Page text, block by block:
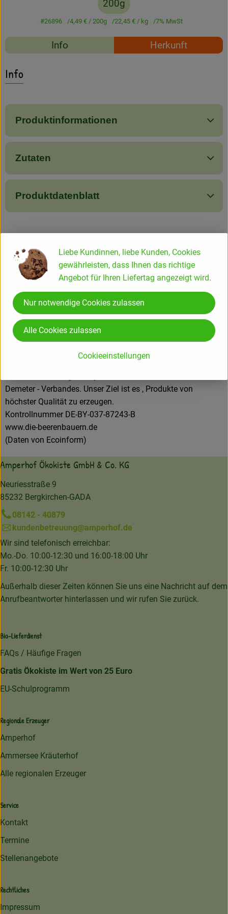
Entdecken
200g
#26896 4,49 € / 200g 22,45 € / kg 7% MwSt
Rezepte
Info Herkunft
Info
Produktinformationen
Zutaten
Produktdatenblatt
Herkunft
Hersteller: die beerenbauern
DIV
die beerenbauern GmbH & Co. KG
Demeter - Verbandes. Unser Ziel ist es , Produkte von
höchster Qualität zu erzeugen.
Kontrollnummer DE-BY-037-87243-B
www.die-beerenbauern.de
(Daten von Ecoinform)
Amperhof Ökokiste GmbH & Co. KG
Neuriesstraße 9
85232 Bergkirchen-GADA
08142 - 40879
kundenbetreuung@amperhof.de
Wir sind telefonisch erreichbar:
Mo.-Do. 10:00-12:30 und 16:00-18:00 Uhr
Fr. 10:00-12:30 Uhr
Außerhalb dieser Zeiten können Sie uns eine Nachricht auf dem
Anrufbeantworter hinterlassen und wir rufen Sie zurück.
Bio-Lieferdienst
FAQs / Häufige Fragen
Gratis Ökokiste im Wert von 25 Euro
EU-Schulprogramm
Regionale Erzeuger
Amperhof
Ammersee Kräuterhof
Alle regionalen Erzeuger
Service
Kontakt
Termine
Stellenangebote
Rechtliches
Impressum
Liebe Kundinnen, liebe Kunden, Cookies
gewährleisten, dass Ihnen das richtige
Angebot für Ihren Liefertag angezeigt wird.
Cookieeinstellungen
Nur notwendige Cookies zulassen
Alle Cookies zulassen